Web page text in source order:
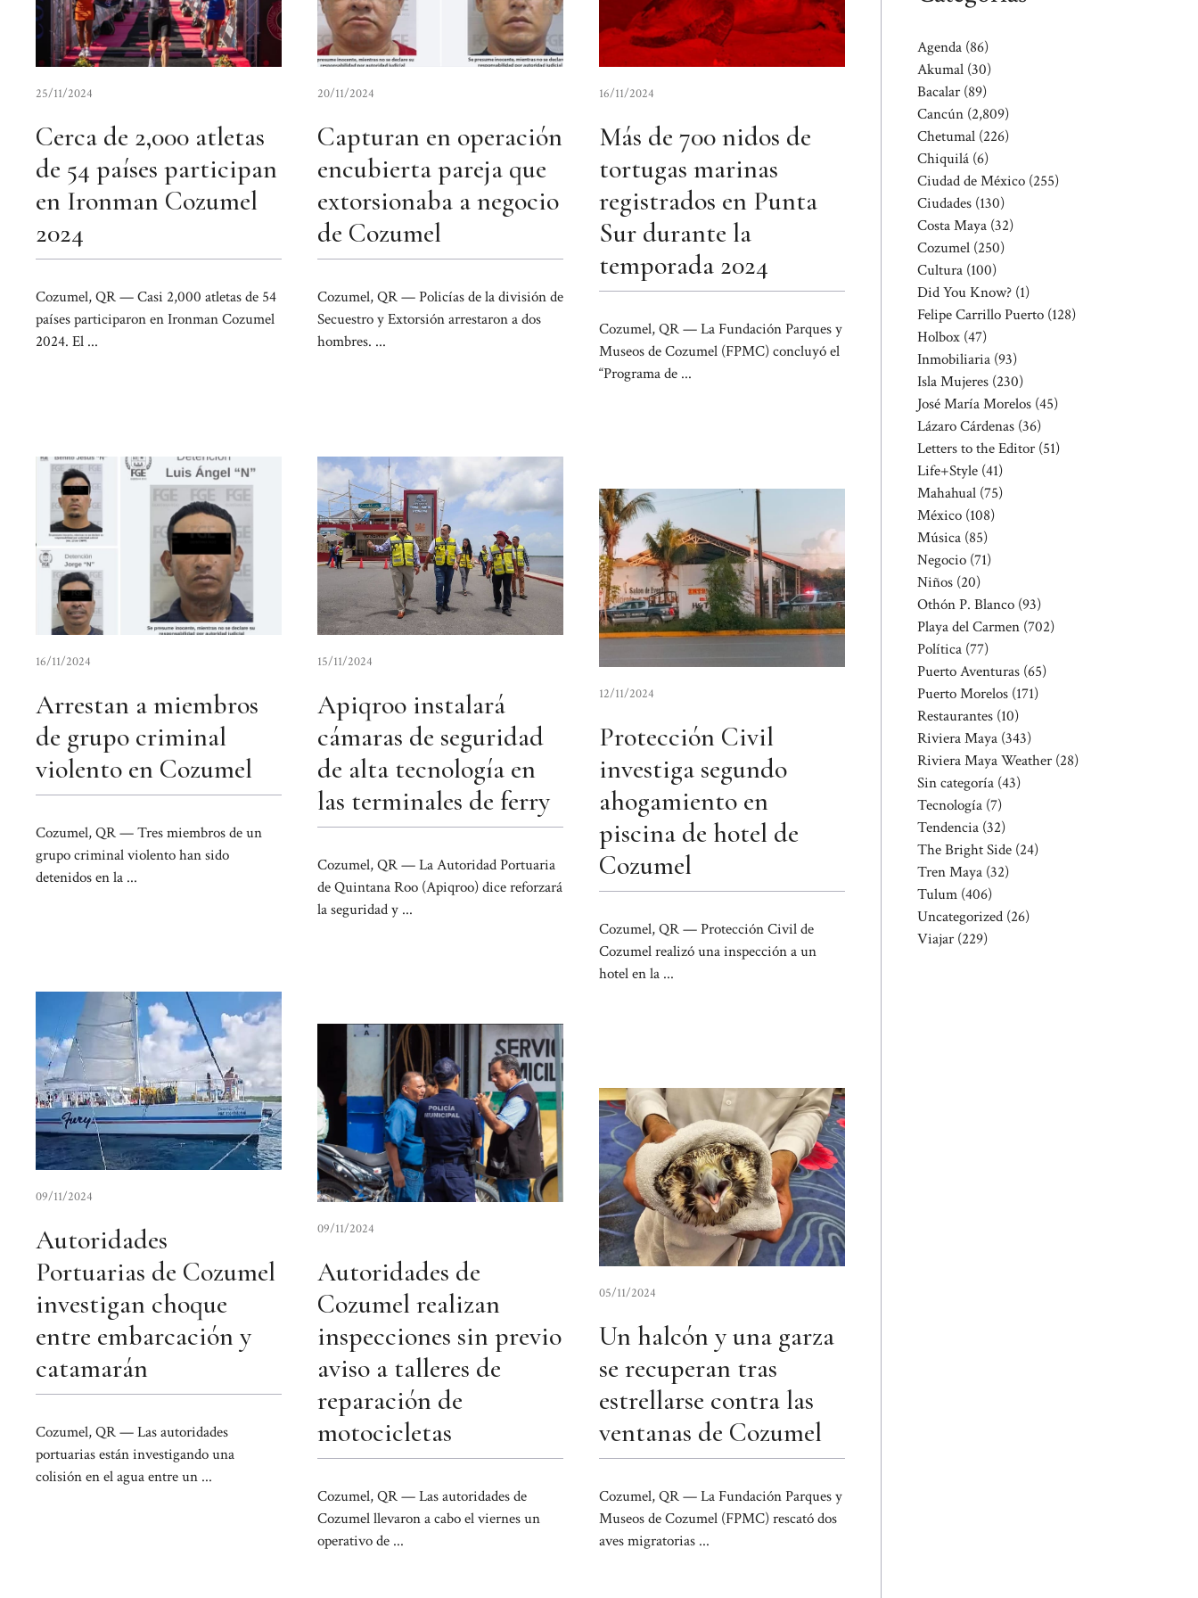
25/11/2024
Cerca de 2,000 atletas
de 54 países participan
en Ironman Cozumel
2024
Cozumel, QR — Casi 2,000 atletas de 54
países participaron en Ironman Cozumel
2024. El ...
20/11/2024
Capturan en operación
encubierta pareja que
extorsionaba a negocio
de Cozumel
Cozumel, QR — Policías de la división de
Secuestro y Extorsión arrestaron a dos
hombres. ...
16/11/2024
Más de 700 nidos de
tortugas marinas
registrados en Punta
Sur durante la
temporada 2024
Cozumel, QR — La Fundación Parques y
Museos de Cozumel (FPMC) concluyó el
“Programa de ...
16/11/2024
Arrestan a miembros
de grupo criminal
violento en Cozumel
Cozumel, QR — Tres miembros de un
grupo criminal violento han sido
detenidos en la ...
15/11/2024
Apiqroo instalará
cámaras de seguridad
de alta tecnología en
las terminales de ferry
Cozumel, QR — La Autoridad Portuaria
de Quintana Roo (Apiqroo) dice reforzará
la seguridad y ...
12/11/2024
Protección Civil
investiga segundo
ahogamiento en
piscina de hotel de
Cozumel
Cozumel, QR — Protección Civil de
Cozumel realizó una inspección a un
hotel en la ...
09/11/2024
Autoridades
Portuarias de Cozumel
investigan choque
entre embarcación y
catamarán
Cozumel, QR — Las autoridades
portuarias están investigando una
colisión en el agua entre un ...
09/11/2024
Autoridades de
Cozumel realizan
inspecciones sin previo
aviso a talleres de
reparación de
motocicletas
Cozumel, QR — Las autoridades de
Cozumel llevaron a cabo el viernes un
operativo de ...
05/11/2024
Un halcón y una garza
se recuperan tras
estrellarse contra las
ventanas de Cozumel
Cozumel, QR — La Fundación Parques y
Museos de Cozumel (FPMC) rescató dos
aves migratorias ...
Agenda (86)
Akumal (30)
Bacalar (89)
Cancún (2,809)
Chetumal (226)
Chiquilá (6)
Ciudad de México (255)
Ciudades (130)
Costa Maya (32)
Cozumel (250)
Cultura (100)
Did You Know? (1)
Felipe Carrillo Puerto (128)
Holbox (47)
Inmobiliaria (93)
Isla Mujeres (230)
José María Morelos (45)
Lázaro Cárdenas (36)
Letters to the Editor (51)
Life+Style (41)
Mahahual (75)
México (108)
Música (85)
Negocio (71)
Niños (20)
Othón P. Blanco (93)
Playa del Carmen (702)
Política (77)
Puerto Aventuras (65)
Puerto Morelos (171)
Restaurantes (10)
Riviera Maya (343)
Riviera Maya Weather (28)
Sin categoría (43)
Tecnología (7)
Tendencia (32)
The Bright Side (24)
Tren Maya (32)
Tulum (406)
Uncategorized (26)
Viajar (229)